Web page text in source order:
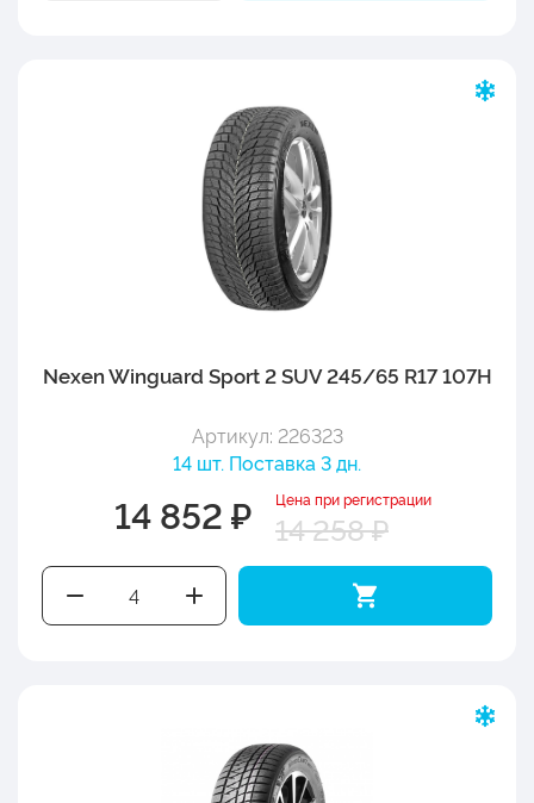
Nexen Winguard Sport 2 SUV 245/65 R17 107H
Артикул: 226323
14 шт. Поставка 3 дн.
14 852 ₽ Цена при регистрации
14 258 ₽